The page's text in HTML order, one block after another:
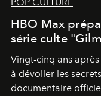
POP CULTURE
HBO Max
série culte
Vingt-cinq ans après
à dévoiler les
documentaire